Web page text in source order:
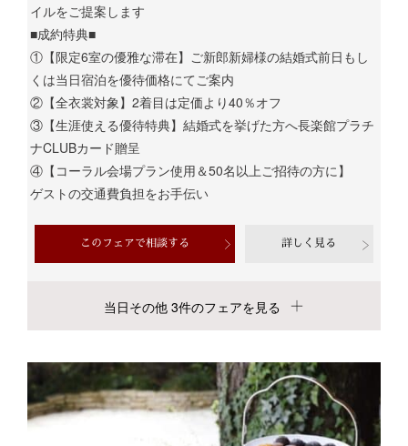
イルをご提案します
■成約特典■
①【限定6室の優雅な滞在】ご新郎新婦様の結婚式前日もし
くは当日宿泊を優待価格にてご案内
②【全衣裳対象】2着目は定価より40％オフ
③【生涯使える優待特典】結婚式を挙げた方へ長楽館プラチ
ナCLUBカード贈呈
④【コーラル会場プラン使用＆50名以上ご招待の方に】
ゲストの交通費負担をお手伝い
このフェアで相談する 詳しく見る
当日その他 3件のフェアを見る